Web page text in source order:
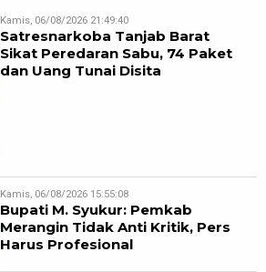
Kamis, 06/08/2026 21:49:40
Satresnarkoba Tanjab Barat
Sikat Peredaran Sabu, 74 Paket
dan Uang Tunai Disita
Kamis, 06/08/2026 15:55:08
Bupati M. Syukur: Pemkab
Merangin Tidak Anti Kritik, Pers
Harus Profesional